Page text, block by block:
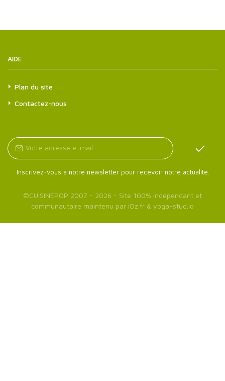
AIDE
Plan du site
Contactez-nous
Inscrivez-vous à notre newsletter pour recevoir notre actualité.
©CUISINEPOP 2007 - 2026 - Site 100% indépendant et
communautaire maintenu par iOz.fr & yoga-stud.io